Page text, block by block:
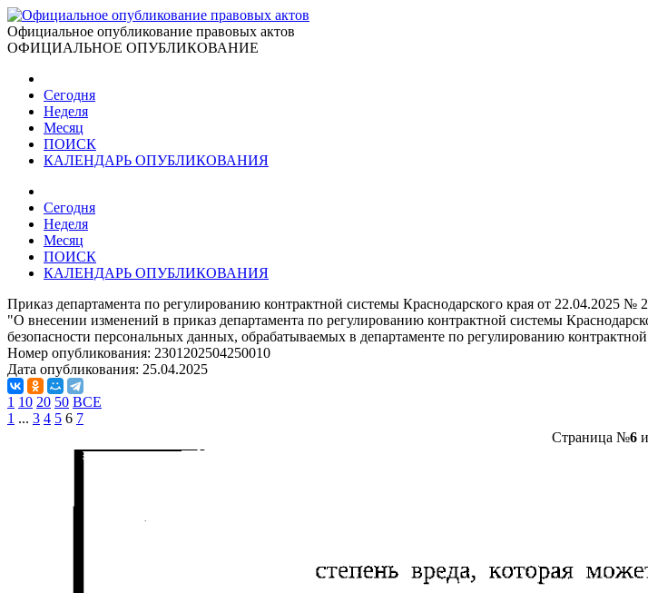
Официальное опубликование правовых актов
ОФИЦИАЛЬНОЕ ОПУБЛИКОВАНИЕ
Сегодня
Неделя
Месяц
ПОИСК
КАЛЕНДАРЬ ОПУБЛИКОВАНИЯ
Сегодня
Неделя
Месяц
ПОИСК
КАЛЕНДАРЬ ОПУБЛИКОВАНИЯ
Приказ департамента по регулированию контрактной системы Краснодарского края от 22.04.2025 №
"О внесении изменений в приказ департамента по регулированию контрактной системы
безопасности персональных данных, обрабатываемых в департаменте по регулированию
Номер опубликования: 2301202504250010
Дата опубликования: 25.04.2025
1 10 20 50 ВСЕ
1 ... 3 4 5 6 7
Страница №6